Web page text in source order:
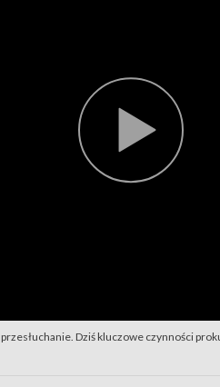
Dziś kluczowe czynności